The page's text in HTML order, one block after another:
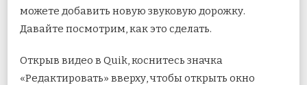
можете добавить новую звуковую дорожку.
Давайте посмотрим, как это сделать.
Открыв видео в Quik, коснитесь значка
«Редактировать» вверху, чтобы открыть окно